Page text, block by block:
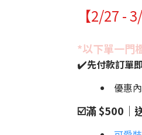
【2/27 -
*以下單一門
✔️先付款訂單
優惠
☑️滿 $500｜